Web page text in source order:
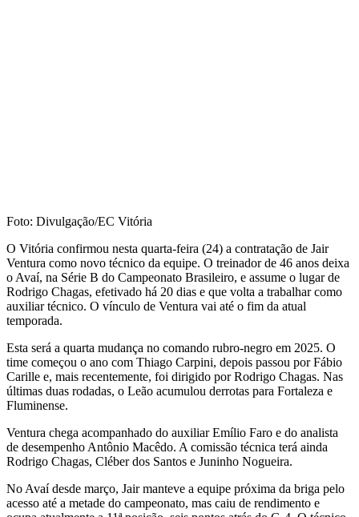
Foto: Divulgação/EC Vitória
O Vitória confirmou nesta quarta-feira (24) a contratação de Jair
Ventura como novo técnico da equipe. O treinador de 46 anos deixa
o Avaí, na Série B do Campeonato Brasileiro, e assume o lugar de
Rodrigo Chagas, efetivado há 20 dias e que volta a trabalhar como
auxiliar técnico. O vínculo de Ventura vai até o fim da atual
temporada.
Esta será a quarta mudança no comando rubro-negro em 2025. O
time começou o ano com Thiago Carpini, depois passou por Fábio
Carille e, mais recentemente, foi dirigido por Rodrigo Chagas. Nas
últimas duas rodadas, o Leão acumulou derrotas para Fortaleza e
Fluminense.
Ventura chega acompanhado do auxiliar Emílio Faro e do analista
de desempenho Antônio Macêdo. A comissão técnica terá ainda
Rodrigo Chagas, Cléber dos Santos e Juninho Nogueira.
No Avaí desde março, Jair manteve a equipe próxima da briga pelo
acesso até a metade do campeonato, mas caiu de rendimento e